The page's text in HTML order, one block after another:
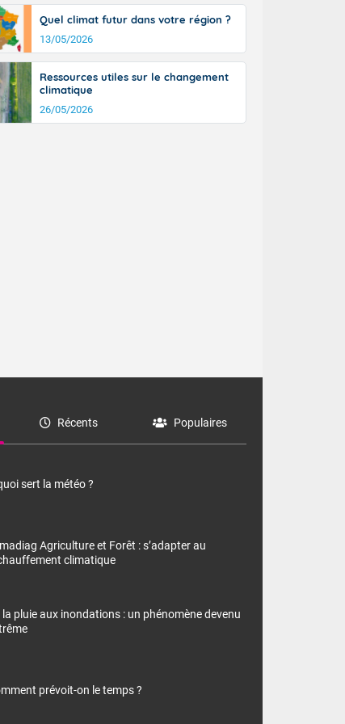
Quel climat futur dans votre région ?
13/05/2026
Ressources utiles sur le changement
climatique
26/05/2026
Récents Populaires
sert la météo ?
Agriculture et Forêt : s’adapter au
climatique
la pluie aux inondations : un phénomène devenu
prévoit-on le temps ?